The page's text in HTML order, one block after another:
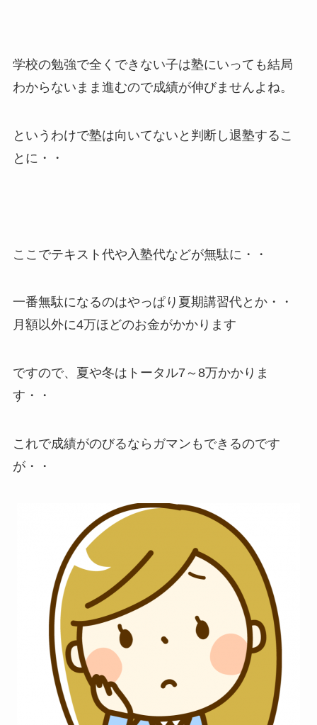
学校の勉強で全くできない子は塾にいっても結局
わからないまま進むので成績が伸びませんよね。
というわけで塾は向いてないと判断し退塾するこ
とに・・
ここでテキスト代や入塾代などが無駄に・・
一番無駄になるのはやっぱり夏期講習代とか・・
月額以外に4万ほどのお金がかかります
ですので、夏や冬はトータル7～8万かかりま
す・・
これで成績がのびるならガマンもできるのです
が・・